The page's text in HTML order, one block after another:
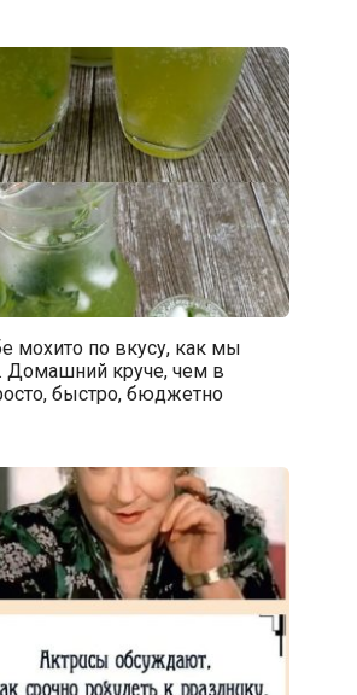
мохито по вкусу, как мы
круче, чем в
быстро, бюджетно